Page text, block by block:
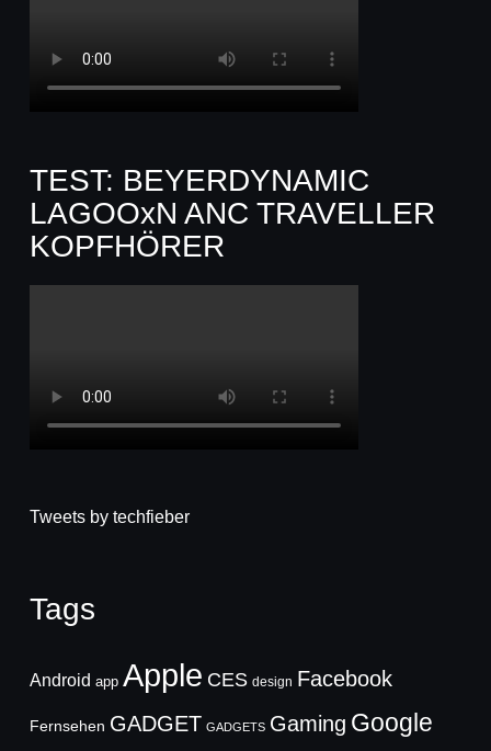
TEST: BEYERDYNAMIC
LAGOOxN ANC TRAVELLER
KOPFHÖRER
Tweets by techfieber
Tags
Android app Apple CES design Facebook
Fernsehen GADGET GADGETS Gaming Google